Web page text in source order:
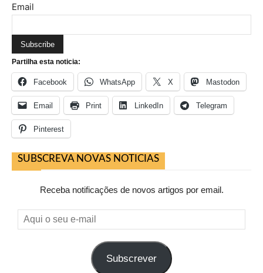
Email
Partilha esta noticia:
Facebook WhatsApp X Mastodon
Email Print LinkedIn Telegram
Pinterest
SUBSCREVA NOVAS NOTICIAS
Receba notificações de novos artigos por email.
Aqui
o
Subscrever